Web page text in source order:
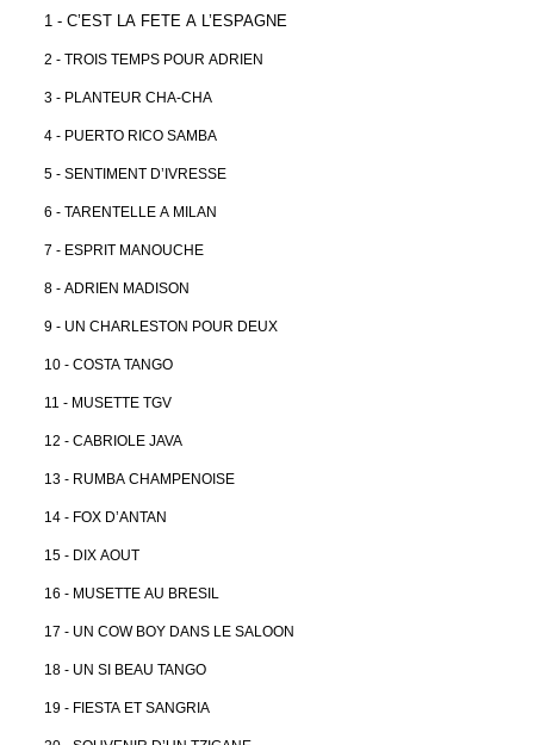
1 - C’EST LA FETE A L’ESPAGNE
2 - TROIS TEMPS POUR ADRIEN
3 - PLANTEUR CHA-CHA
4 - PUERTO RICO SAMBA
5 - SENTIMENT D’IVRESSE
6 - TARENTELLE A MILAN
7 - ESPRIT MANOUCHE
8 - ADRIEN MADISON
9 - UN CHARLESTON POUR DEUX
10 - COSTA TANGO
11 - MUSETTE TGV
12 - CABRIOLE JAVA
13 - RUMBA CHAMPENOISE
14 - FOX D’ANTAN
15 - DIX AOUT
16 - MUSETTE AU BRESIL
17 - UN COW BOY DANS LE SALOON
18 - UN SI BEAU TANGO
19 - FIESTA ET SANGRIA